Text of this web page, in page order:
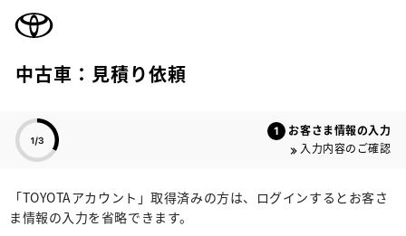
中古車：見積り依頼
お客さま情報の入力
入力内容のご確認
「TOYOTAアカウント」取得済みの方は、ログインするとお客さ
ま情報の入力を省略できます。